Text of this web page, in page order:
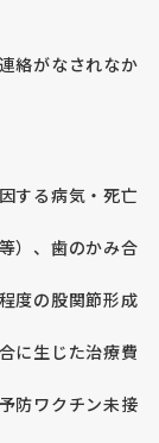
費は高額にな
がら生きること
因・残り３
ことは生まれ
変重要な意味
Ｄのスコアで、
節を表してま
グラインを１
ます。
なラインをお求
診断することは
ので飼育環境
く必要がありま
絡がなされなか
する病気・死亡
）、歯のかみ合
度の股関節形成
に生じた治療費
防ワクチン未接